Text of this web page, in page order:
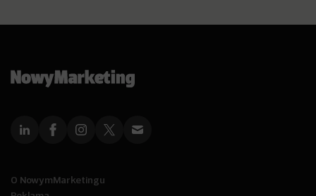
O NowymMarketingu